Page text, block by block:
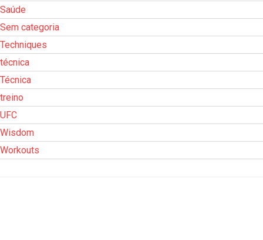
Saúde
Sem categoria
Techniques
técnica
Técnica
treino
UFC
Wisdom
Workouts